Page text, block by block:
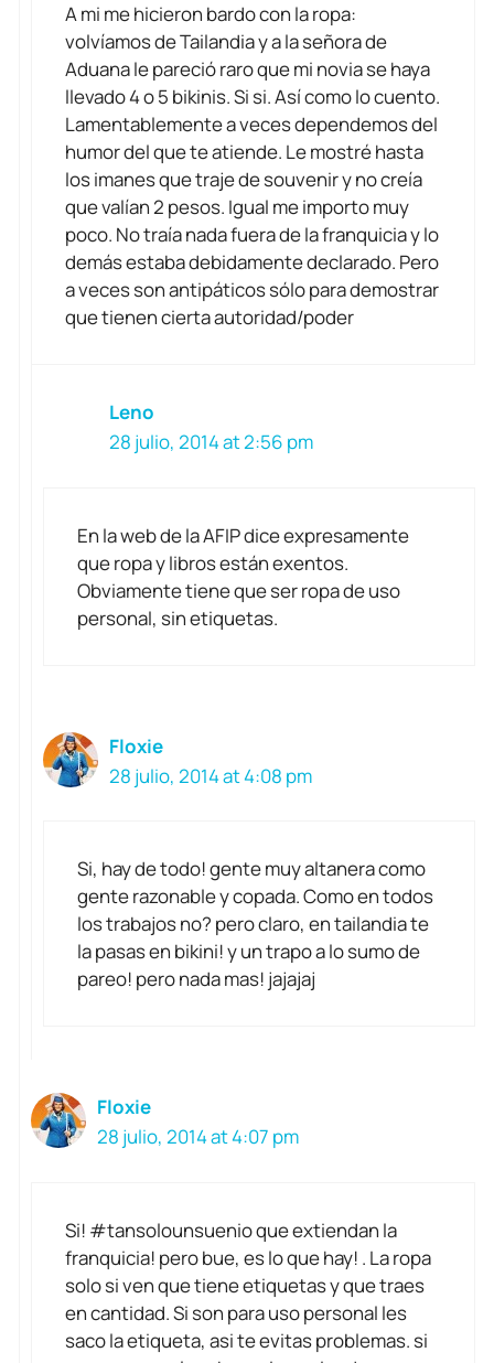
A mi me hicieron bardo con la ropa:
volvíamos de Tailandia y a la señora de
Aduana le pareció raro que mi novia se haya
llevado 4 o 5 bikinis. Si si. Así como lo cuento.
Lamentablemente a veces dependemos del
humor del que te atiende. Le mostré hasta
los imanes que traje de souvenir y no creía
que valían 2 pesos. Igual me importo muy
poco. No traía nada fuera de la franquicia y lo
demás estaba debidamente declarado. Pero
a veces son antipáticos sólo para demostrar
que tienen cierta autoridad/poder
Leno
28 julio, 2014 at 2:56 pm
En la web de la AFIP dice expresamente
que ropa y libros están exentos.
Obviamente tiene que ser ropa de uso
personal, sin etiquetas.
Floxie
28 julio, 2014 at 4:08 pm
Si, hay de todo! gente muy altanera como
gente razonable y copada. Como en todos
los trabajos no? pero claro, en tailandia te
la pasas en bikini! y un trapo a lo sumo de
pareo! pero nada mas! jajajaj
Floxie
28 julio, 2014 at 4:07 pm
Si! #tansolounsuenio que extiendan la
franquicia! pero bue, es lo que hay! . La ropa
solo si ven que tiene etiquetas y que traes
en cantidad. Si son para uso personal les
saco la etiqueta, asi te evitas problemas. si